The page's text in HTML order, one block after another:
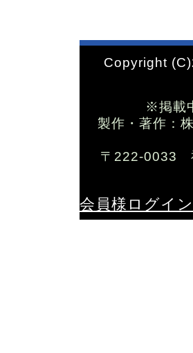
Copyright
※掲載
製作・著作：
〒222-0033
会員様ログイ